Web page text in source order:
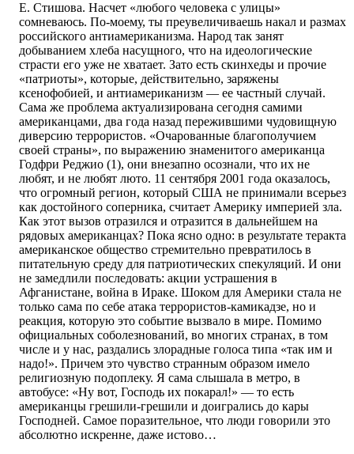
Е. Стишова. Насчет «любого человека с улицы»
сомневаюсь. По-моему, ты преувеличиваешь накал и размах
российского антиамериканизма. Народ так занят
добыванием хлеба насущного, что на идеологические
страсти его уже не хватает. Зато есть скинхеды и прочие
«патриоты», которые, действительно, заряжены
ксенофобией, и антиамериканизм — ее частный случай.
Сама же проблема актуализирована сегодня самими
американцами, два года назад пережившими чудовищную
диверсию террористов. «Очарованные благополучием
своей страны», по выражению знаменитого американца
Годфри Реджио (1), они внезапно осознали, что их не
любят, и не любят люто. 11 сентября 2001 года оказалось,
что огромный регион, который США не принимали всерьез
как достойного соперника, считает Америку империей зла.
Как этот вызов отразился и отразится в дальнейшем на
рядовых американцах? Пока ясно одно: в результате теракта
американское общество стремительно превратилось в
питательную среду для патриотических спекуляций. И они
не замедлили последовать: акции устрашения в
Афганистане, война в Ираке. Шоком для Америки стала не
только сама по себе атака террористов-камикадзе, но и
реакция, которую это событие вызвало в мире. Помимо
официальных соболезнований, во многих странах, в том
числе и у нас, раздались злорадные голоса типа «так им и
надо!». Причем это чувство странным образом имело
религиозную подоплеку. Я сама слышала в метро, в
автобусе: «Ну вот, Господь их покарал!» — то есть
американцы грешили-грешили и доигрались до кары
Господней. Самое поразительное, что люди говорили это
абсолютно искренне, даже истово…